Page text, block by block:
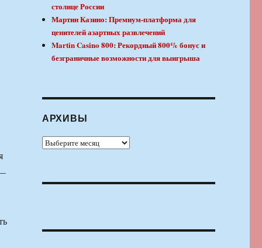
столице России
Мартин Казино: Премиум-платформа для
ценителей азартных развлечений
Martin Casino 800: Рекордный 800% бонус и
безграничные возможности для выигрыша
АРХИВЫ
Архивы